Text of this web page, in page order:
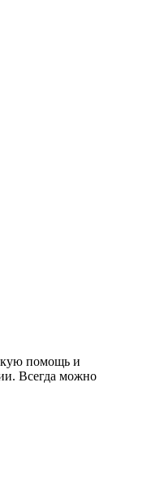
помощь и
Всегда можно